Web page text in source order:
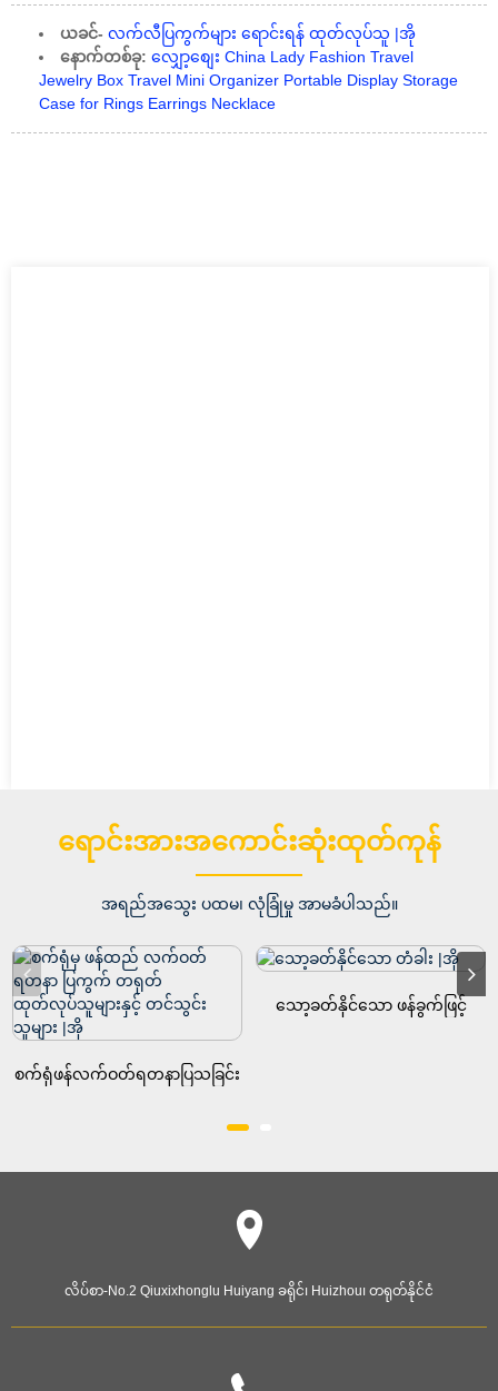
ယခင်- လက်လီပြကွက်များ ရောင်းရန် ထုတ်လုပ်သူ |အို
နောက်တစ်ခု: လျှော့စျေး China Lady Fashion Travel
Jewelry Box Travel Mini Organizer Portable Display Storage
Case for Rings Earrings Necklace
ရောင်းအားအကောင်းဆုံးထုတ်ကုန်
အရည်အသွေး ပထမ၊ လုံခြုံမှု အာမခံပါသည်။
စက်ရုံဖန်လက်ဝတ်ရတနာပြသခြင်း
သော့ခတ်နိုင်သော ဖန်ခွက်ဖြင့်
လိပ်စာ-No.2 Qiuxixhonglu Huiyang ခရိုင်၊ Huizhou၊ တရုတ်နိုင်ငံ